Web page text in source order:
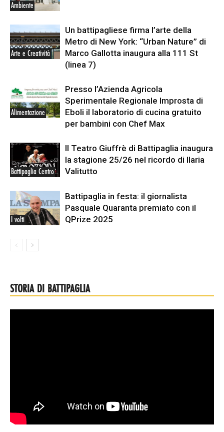
Ambiente
Arte e Creatività
Un battipagliese firma l’arte della
Metro di New York: “Urban Nature” di
Marco Gallotta inaugura alla 111 St
(linea 7)
Alimentazione
Presso l’Azienda Agricola
Sperimentale Regionale Improsta di
Eboli il laboratorio di cucina gratuito
per bambini con Chef Max
Battipaglia Centro
Il Teatro Giuffrè di Battipaglia inaugura
la stagione 25/26 nel ricordo di Ilaria
Valitutto
I volti
Battipaglia in festa: il giornalista
Pasquale Quaranta premiato con il
QPrize 2025
STORIA DI BATTIPAGLIA